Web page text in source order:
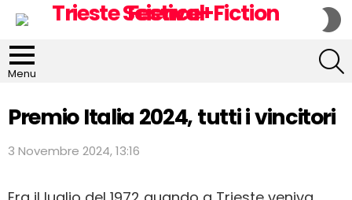
Menu
Premio Italia 2024, tutti i vincitori
3 Novembre 2024, 13:16